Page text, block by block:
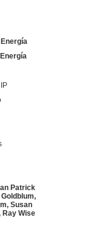
Patrick
Susan
Ray Wise